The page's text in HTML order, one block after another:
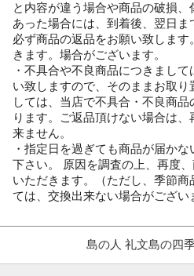
と内容が違う場合や商品の破損
あった場合には、到着後、翌日ま
必ず商品の返品をお願い致しま
きます。場合がございます。
・不具合や不良商品につきまし
い致しますので、そのままお取り
しては、当店で不具合・不良商
ります。ご返品頂けない場合は
来ません。
・指定日を過ぎても商品が届か
下さい。 原因を調査の上、再度
いただきます。（ただし、季節商
ては、交換出来ない場合がござい
島の人 礼文島の四